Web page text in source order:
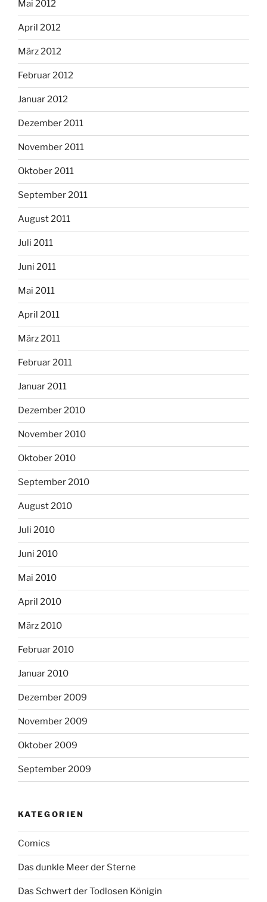
Mai 2012
April 2012
März 2012
Februar 2012
Januar 2012
Dezember 2011
November 2011
Oktober 2011
September 2011
August 2011
Juli 2011
Juni 2011
Mai 2011
April 2011
März 2011
Februar 2011
Januar 2011
Dezember 2010
November 2010
Oktober 2010
September 2010
August 2010
Juli 2010
Juni 2010
Mai 2010
April 2010
März 2010
Februar 2010
Januar 2010
Dezember 2009
November 2009
Oktober 2009
September 2009
KATEGORIEN
Comics
Das dunkle Meer der Sterne
Das Schwert der Todlosen Königin